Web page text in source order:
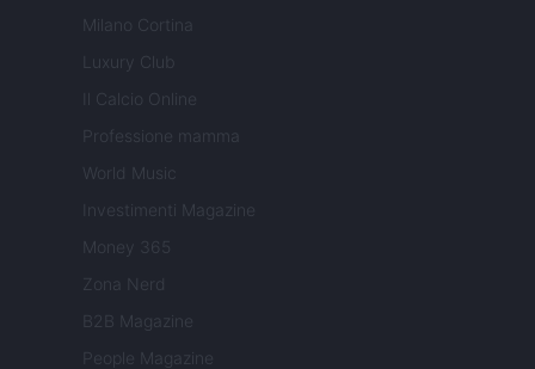
Milano Cortina
Luxury Club
Il Calcio Online
Professione mamma
World Music
Investimenti Magazine
Money 365
Zona Nerd
B2B Magazine
People Magazine